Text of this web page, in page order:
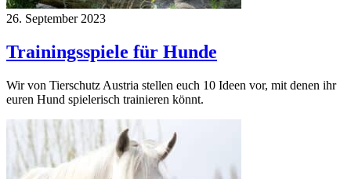
26. September 2023
Trainingsspiele für Hunde
Wir von Tierschutz Austria stellen euch 10 Ideen vor, mit denen ihr
euren Hund spielerisch trainieren könnt.